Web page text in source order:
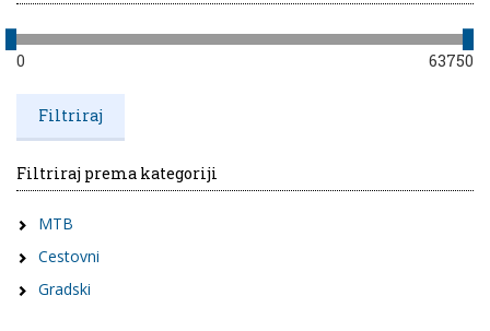
0 63750
Filtriraj prema kategoriji
MTB
Cestovni
Gradski